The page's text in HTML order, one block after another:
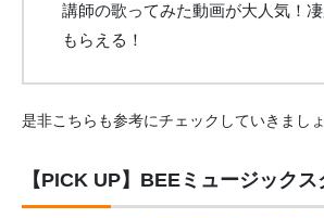
講師の歌ってみた動画が大人気！
もらえる！
是非こちらも参考にチェックしていきましょ
【PICK UP】BEEミュージックス